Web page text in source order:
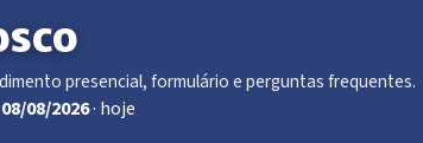
presencial, formulário e perguntas frequentes.
08/08/2026· hoje